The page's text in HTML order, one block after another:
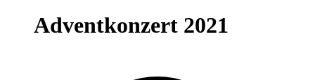
Adventkonzert 2021